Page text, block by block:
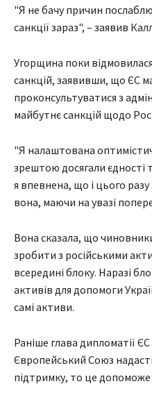
"Я не бачу причин
санкції зараз", – заявив
Угорщина поки
санкцій, заявивши, що ЄС
проконсультуватися з
майбутнє санкцій щодо
"Я налаштована
зрештою досягали єдності
я впевнена, що і цього разу
вона, маючи на увазі
Вона сказала, що
зробити з російськими
всередині блоку. Наразі
активів для допомоги
самі активи.
Раніше глава дипломатії
Європейський Союз
підтримку, то це допоможе